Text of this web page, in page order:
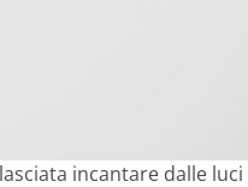
incantare dalle